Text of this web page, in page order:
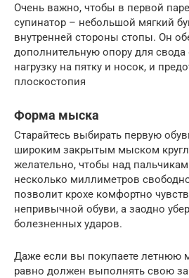
Очень важно, чтобы в первой
супинатор – небольшой мягкий
внутренней стороны стопы. Он
дополнительную опору для свода
нагрузку на пятку и носок, и
плоскостопия
Форма мыска
Старайтесь выбирать первую
широким закрытым мыском
желательно, чтобы над
несколько миллиметров
позволит крохе комфортно
непривычной обуви, а заодно
болезненных ударов.
Даже если вы покупаете летнюю
равно должен выполнять свою